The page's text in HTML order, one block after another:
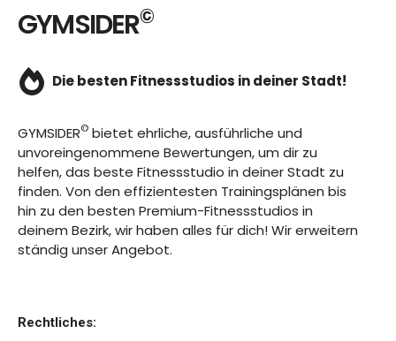
GYMSIDER©
Die besten Fitnessstudios in deiner Stadt!
GYMSIDER© bietet ehrliche, ausführliche und
unvoreingenommene Bewertungen, um dir zu
helfen, das beste Fitnessstudio in deiner Stadt zu
finden. Von den effizientesten Trainingsplänen bis
hin zu den besten Premium-Fitnessstudios in
deinem Bezirk, wir haben alles für dich! Wir erweitern
ständig unser Angebot.
Rechtliches: